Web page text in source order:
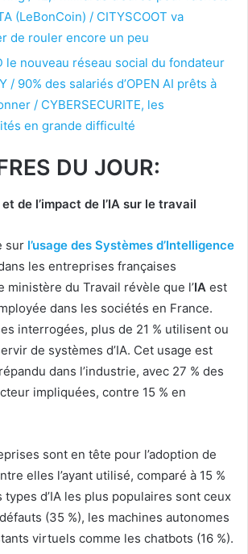
(LeBonCoin) / CITYSCOOT va
de rouler encore un peu
le nouveau réseau social du fondateur
/ 90% des salariés d’OPEN AI prêts à
/ CYBERSECURITE, les
en grande difficulté
DU JOUR:
de l’impact de l’IA sur le travail
sur l’usage des Systèmes d’Intelligence
les entreprises françaises
ministère du Travail révèle que l’IA est
dans les sociétés en France.
interrogées, plus de 21 % utilisent ou
de systèmes d’IA. Cet usage est
dans l’industrie, avec 27 % des
impliquées, contre 15 % en
sont en tête pour l’adoption de
elles l’ayant utilisé, comparé à 15 %
types d’IA les plus populaires sont ceux
(35 %), les machines autonomes
virtuels comme les chatbots (16 %).